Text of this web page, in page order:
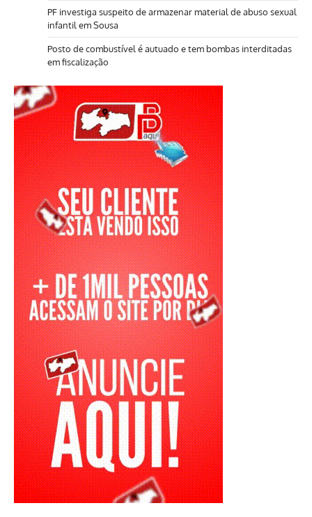
PF investiga suspeito de armazenar material de abuso sexual
infantil em Sousa
Posto de combustível é autuado e tem bombas interditadas
em fiscalização